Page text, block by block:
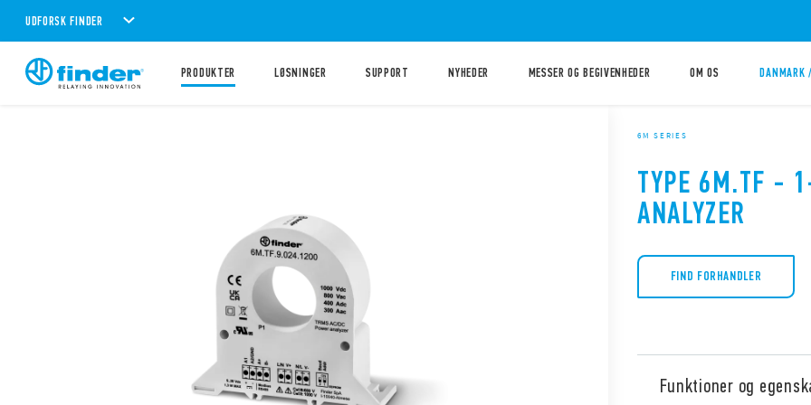
UDFORSK FINDER
PRODUKTER LØSNINGER SUPPORT NYHEDER MESSER OG BEGIVENHEDER OM OS DANMARK /
6M SERIES
TYPE 6M.TF -
ANALYZER
FIND FORHANDLER
Funktioner og